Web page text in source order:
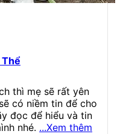
thì mẹ sẽ rất yên
có niềm tin để cho
đọc để hiểu và tin
nhé. ...Xem thêm